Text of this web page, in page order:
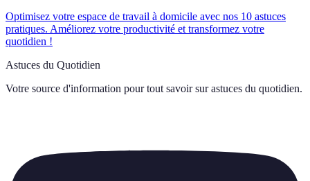
Optimisez votre espace de travail à domicile avec nos 10 astuces
pratiques. Améliorez votre productivité et transformez votre
quotidien !
Astuces du Quotidien
Votre source d'information pour tout savoir sur astuces du quotidien.